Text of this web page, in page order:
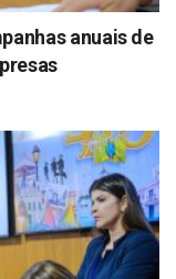
anuais de